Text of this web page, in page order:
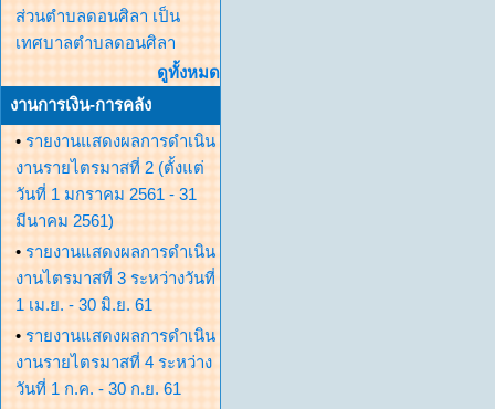
ส่วนตำบลดอนศิลา เป็น
เทศบาลตำบลดอนศิลา
ดูทั้งหมด
งานการเงิน-การคลัง
• รายงานแสดงผลการดำเนิน
งานรายไตรมาสที่ 2 (ตั้งแต่
วันที่ 1 มกราคม 2561 - 31
มีนาคม 2561)
• รายงานแสดงผลการดำเนิน
งานไตรมาสที่ 3 ระหว่างวันที่
1 เม.ย. - 30 มิ.ย. 61
• รายงานแสดงผลการดำเนิน
งานรายไตรมาสที่ 4 ระหว่าง
วันที่ 1 ก.ค. - 30 ก.ย. 61